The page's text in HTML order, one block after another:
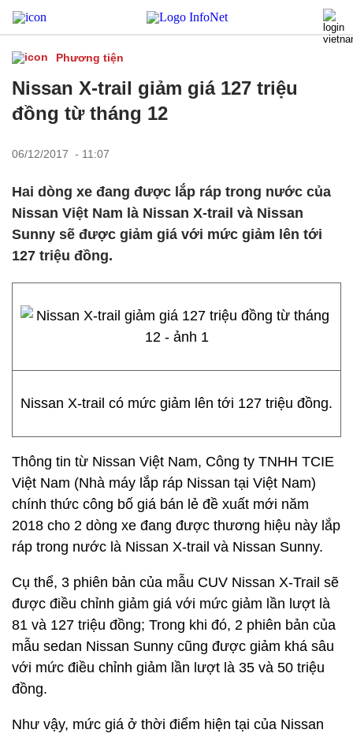
Phương tiện
Nissan X-trail giảm giá 127 triệu
đồng từ tháng 12
06/12/2017 - 11:07
Hai dòng xe đang được lắp ráp trong nước của
Nissan Việt Nam là Nissan X-trail và Nissan
Sunny sẽ được giảm giá với mức giảm lên tới
127 triệu đồng.
Nissan X-trail có mức giảm lên tới 127 triệu đồng.
Thông tin từ Nissan Việt Nam, Công ty TNHH TCIE
Việt Nam (Nhà máy lắp ráp Nissan tại Việt Nam)
chính thức công bố giá bán lẻ đề xuất mới năm
2018 cho 2 dòng xe đang được thương hiệu này lắp
ráp trong nước là Nissan X-trail và Nissan Sunny.
Cụ thể, 3 phiên bản của mẫu CUV Nissan X-Trail sẽ
được điều chỉnh giảm giá với mức giảm lần lượt là
81 và 127 triệu đồng; Trong khi đó, 2 phiên bản của
mẫu sedan Nissan Sunny cũng được giảm khá sâu
với mức điều chỉnh giảm lần lượt là 35 và 50 triệu
đồng.
Như vậy, mức giá ở thời điểm hiện tại của Nissan